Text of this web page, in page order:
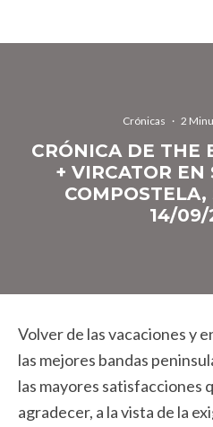
Crónicas · 2
CRÓNICA DE THE
+ VIRCATOR
14/09/
Volver de las vacaciones y
las mejores bandas
las mayores satisfacciones
agradecer, a la vista de la